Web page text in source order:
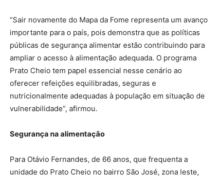
“Sair novamente do Mapa da Fome representa um avanço
importante para o país, pois demonstra que as políticas
públicas de segurança alimentar estão contribuindo para
ampliar o acesso à alimentação adequada. O programa
Prato Cheio tem papel essencial nesse cenário ao
oferecer refeições equilibradas, seguras e
nutricionalmente adequadas à população em situação de
vulnerabilidade”, afirmou.
Segurança na alimentação
Para Otávio Fernandes, de 66 anos, que frequenta a
unidade do Prato Cheio no bairro São José, zona leste,